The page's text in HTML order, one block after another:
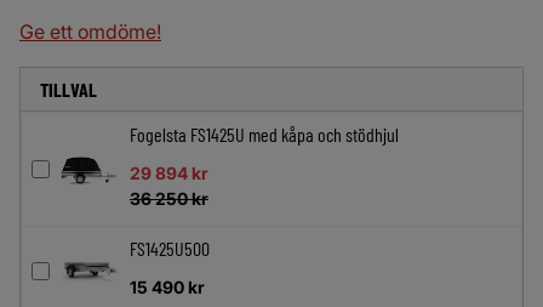
Ge ett omdöme!
TILLVAL
Fogelsta FS1425U med kåpa och stödhjul
29 894 kr
36 250kr
FS1425U500
15 490 kr